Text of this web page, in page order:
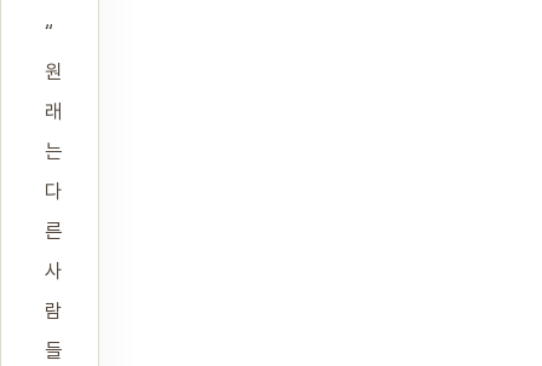
“
원
래
는
다
른
사
람
들